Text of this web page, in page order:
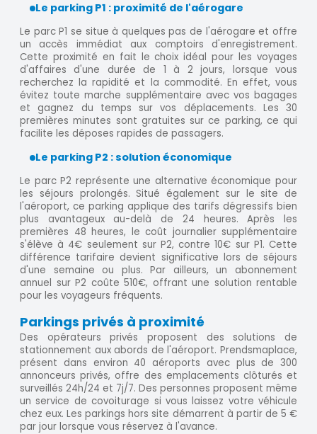
Le parking P1 : proximité de l'aérogare
Le parc P1 se situe à quelques pas de l'aérogare et offre
un accès immédiat aux comptoirs d'enregistrement.
Cette proximité en fait le choix idéal pour les voyages
d'affaires d'une durée de 1 à 2 jours, lorsque vous
recherchez la rapidité et la commodité. En effet, vous
évitez toute marche supplémentaire avec vos bagages
et gagnez du temps sur vos déplacements. Les 30
premières minutes sont gratuites sur ce parking, ce qui
facilite les déposes rapides de passagers.
Le parking P2 : solution économique
Le parc P2 représente une alternative économique pour
les séjours prolongés. Situé également sur le site de
l'aéroport, ce parking applique des tarifs dégressifs bien
plus avantageux au-delà de 24 heures. Après les
premières 48 heures, le coût journalier supplémentaire
s'élève à 4€ seulement sur P2, contre 10€ sur P1. Cette
différence tarifaire devient significative lors de séjours
d'une semaine ou plus. Par ailleurs, un abonnement
annuel sur P2 coûte 510€, offrant une solution rentable
pour les voyageurs fréquents.
Parkings privés à proximité
Des opérateurs privés proposent des solutions de
stationnement aux abords de l'aéroport. Prendsmaplace,
présent dans environ 40 aéroports avec plus de 300
annonceurs privés, offre des emplacements clôturés et
surveillés 24h/24 et 7j/7. Des personnes proposent même
un service de covoiturage si vous laissez votre véhicule
chez eux. Les parkings hors site démarrent à partir de 5 €
par jour lorsque vous réservez à l'avance.